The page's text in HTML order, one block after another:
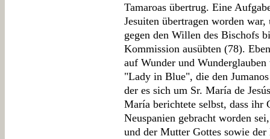
Tamaroas übertrug. Eine
Jesuiten übertragen worden
gegen den Willen des Bischofs
Kommission ausübten (78).
auf Wunder und
"Lady in Blue", die den
der es sich um Sr. María de
María berichtete selbst, dass ihr
Neuspanien gebracht worden
und der Mutter Gottes sowie